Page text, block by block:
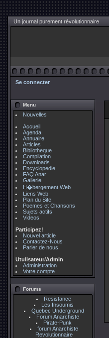
Un journal purement révolutionnaire
Se connecter
Menu
Nouvelles
Accueil
Agenda
Annuaire
Articles
Bibliotheque
Compilation
Downloads
Encyclopedie
FAQ Anar
Gallerie
H�bergement Web
Liens Web
Plan du Site
Poemes et Chansons
Sujets actifs
Videos
Participez!
Nouvel article
Contactez-Nous
Parler de nous
Utulisateur/Admin
Administration
Votre compte
Forums
Resistance
Les Insoumis
Quebec Underground
Forum Anarchiste
Pirate-Punk
forum Anarchiste
Revolutionnaire